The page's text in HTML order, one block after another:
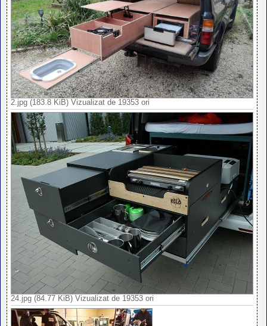
2.jpg (183.8 KiB) Vizualizat de 19353 ori
24.jpg (84.77 KiB) Vizualizat de 19353 ori